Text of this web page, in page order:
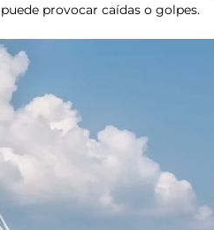
provocar caídas o golpes.